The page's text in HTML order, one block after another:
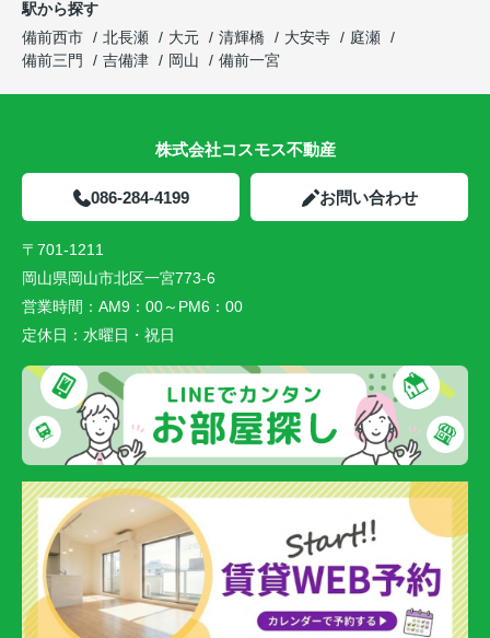
駅から探す
備前西市
北長瀬 大元 清輝橋 大安寺
庭瀬
備前三門
吉備津 岡山 備前一宮
株式会社コスモス不動産
086-284-4199 お問い合わせ
〒701-1211
岡山県岡山市北区一宮773-6
営業時間： AM9：00～PM6：00
定休日： 水曜日・祝日